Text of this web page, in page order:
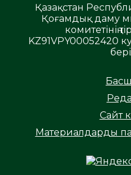
Қазақстан
Қоғамдық даму
комитетінің
KZ91VPY00052420
Сайт
Материалдарды